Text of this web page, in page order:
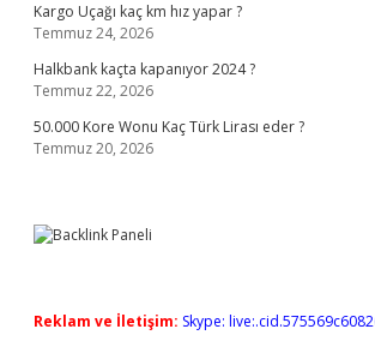
Kargo Uçağı kaç km hız yapar ?
Temmuz 24, 2026
Halkbank kaçta kapanıyor 2024 ?
Temmuz 22, 2026
50.000 Kore Wonu Kaç Türk Lirası eder ?
Temmuz 20, 2026
Reklam ve İletişim: Skype: